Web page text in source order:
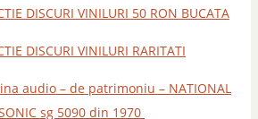
DISCURI VINILURI 50 RON BUCATA
DISCURI VINILURI RARITATI
audio – de patrimoniu – NATIONAL
sg 5090 din 1970